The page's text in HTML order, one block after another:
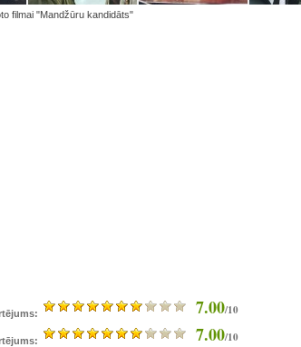
filmai "Mandžūru kandidāts"
7.00/10
7.00/10